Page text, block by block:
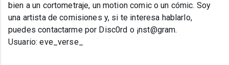
bien a un cortometraje, un motion comic o un cómic. Soy
una artista de comisiones y, si te interesa hablarlo,
puedes contactarme por Disc0rd o ¡nst@gram.
Usuario: eve_verse_